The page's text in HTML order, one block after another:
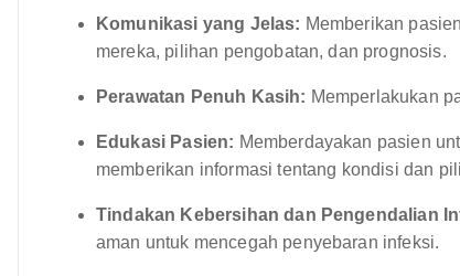
Komunikasi yang Jelas: Memberikan
mereka, pilihan pengobatan, dan prognosis.
Perawatan Penuh Kasih: Memperlakukan
Edukasi Pasien: Memberdayakan pasien
memberikan informasi tentang kondisi dan
Tindakan Kebersihan dan Pengendalian
aman untuk mencegah penyebaran infeksi.